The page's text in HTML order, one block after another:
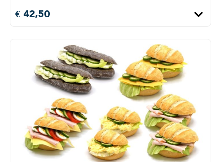
€ 42,50